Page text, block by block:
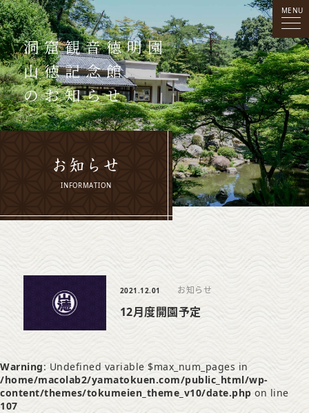
MENU
洞窟観音徳明園
山徳記念館
のお知らせ
お知らせ
INFORMATION
2021.12.01 お知らせ
12月度開園予定
Warning: Undefined variable $max_num_pages in
/home/macolab2/yamatokuen.com/public_html/wp-
content/themes/tokumeien_theme_v10/date.php on line
107